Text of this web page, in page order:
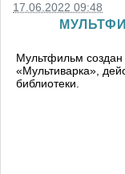
17.06.2022 09:48
Мультфильм создан
«Мультиварка»,
библиотеки.